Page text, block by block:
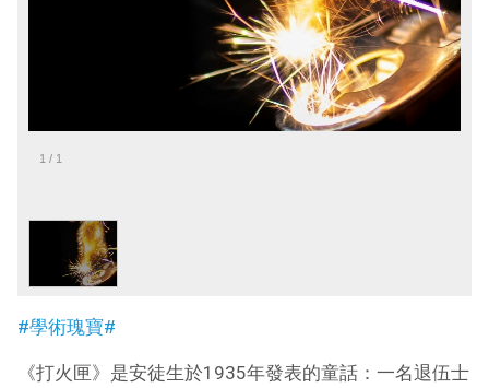
1 / 1
#學術瑰寶#
《打火匣》是安徒生於1935年發表的童話：一名退伍士